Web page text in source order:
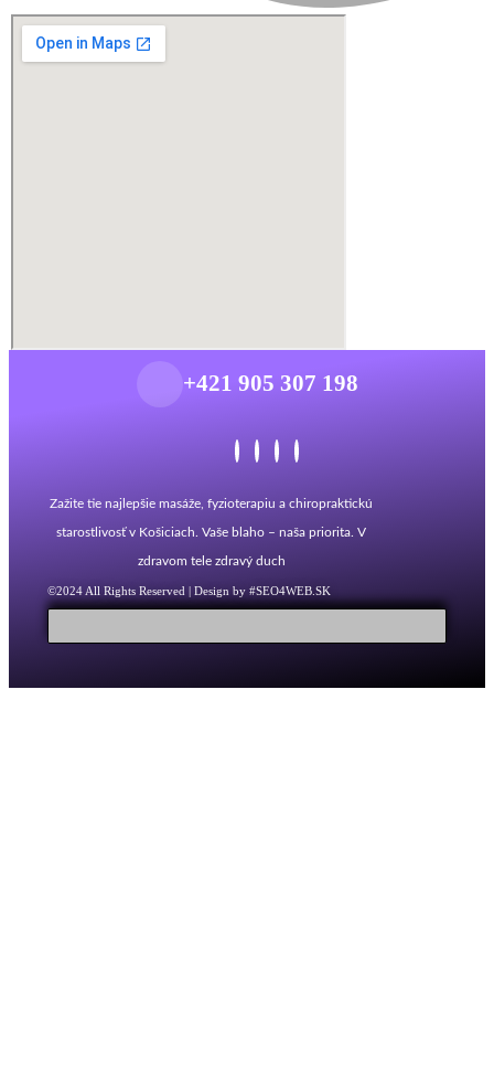
+421 905 307 198
Zažite tie najlepšie masáže, fyzioterapiu a chiropraktickú
starostlivosť v Košiciach. Vaše blaho – naša priorita. V
zdravom tele zdravý duch
©2024 All Rights Reserved | Design by #SEO4WEB.SK